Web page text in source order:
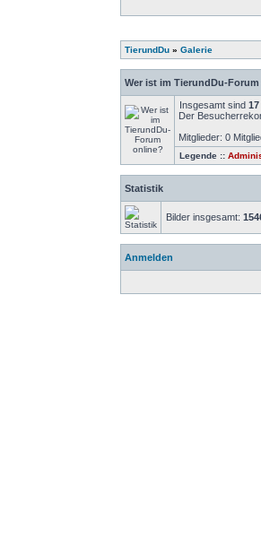
TierundDu »Galerie
Wer ist im TierundDu-
Insgesamt sind17
Der
Mitglieder: 0
Legende ::
Statistik
Bilder insgesamt:
Anmelden